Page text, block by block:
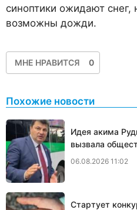
синоптики ожидают
возможны дожди.
МНЕ НРАВИТСЯ 0
Похожие новости
Идея акима
вызвала
06.08.2026 11:02
Стартует